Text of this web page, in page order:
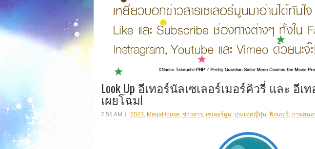
Look Up อีเทอร์นัลเซเลอร์เมอร์คิวรี่ และ อีเ
เผยโฉม!
7:55 AM 2023, MegaHouse, ข่าวสาร, เซเลอร์มูน, ประเทศญี่ปุ่น, ฟิกเกอร์, ภาพยนต